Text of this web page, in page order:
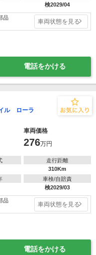
検2029/04
品
車両状態を見る
電話をかける
ル ローラ
車両価格
276万円
走行距離
310Km
車検/自賠責
検2029/03
品
車両状態を見る
電話をかける